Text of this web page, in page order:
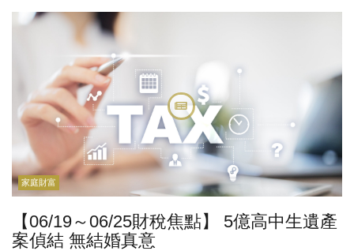
家庭財富
【06/19～06/25財稅焦點】 5億高中生遺產
案偵結 無結婚真意